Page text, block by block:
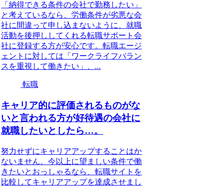
「納得できる条件の会社で勤務したい」
と考えているなら、労働条件が劣悪な会
社に間違って申し込まないように、就職
活動を後押ししてくれる転職サポート会
社に登録する方が安心です。転職エージ
ェントに対しては「ワークライフバラン
スを重視して働きたい」、...
転職
キャリア的に評価されるものがな
いと言われる方が好待遇の会社に
就職したいとしたら…。
努力せずにキャリアアップすることはか
ないません。今以上に望ましい条件で働
きたいとおっしゃるなら、転職サイトを
比較してキャリアアップを達成させまし